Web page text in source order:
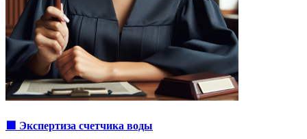
🟩 Экспертиза счетчика воды